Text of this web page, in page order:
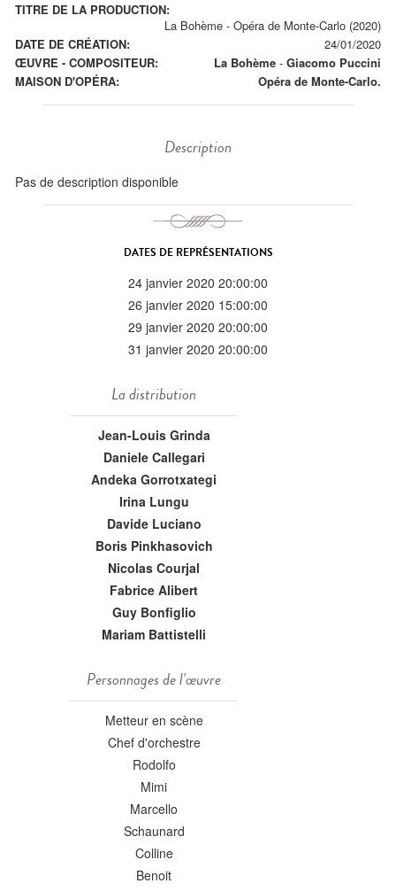
TITRE DE LA PRODUCTION:
La Bohème - Opéra de Monte-Carlo (2020)
DATE DE CRÉATION:
24/01/2020
ŒUVRE - COMPOSITEUR:
La Bohème - Giacomo Puccini
MAISON D'OPÉRA:
Opéra de Monte-Carlo.
Description
Pas de description disponible
DATES DE REPRÉSENTATIONS
24 janvier 2020 20:00:00
26 janvier 2020 15:00:00
29 janvier 2020 20:00:00
31 janvier 2020 20:00:00
La distribution
Jean-Louis Grinda
Daniele Callegari
Andeka Gorrotxategi
Irina Lungu
Davide Luciano
Boris Pinkhasovich
Nicolas Courjal
Fabrice Alibert
Guy Bonfiglio
Mariam Battistelli
Personnages de l'œuvre
Metteur en scène
Chef d'orchestre
Rodolfo
Mimi
Marcello
Schaunard
Colline
Benoit